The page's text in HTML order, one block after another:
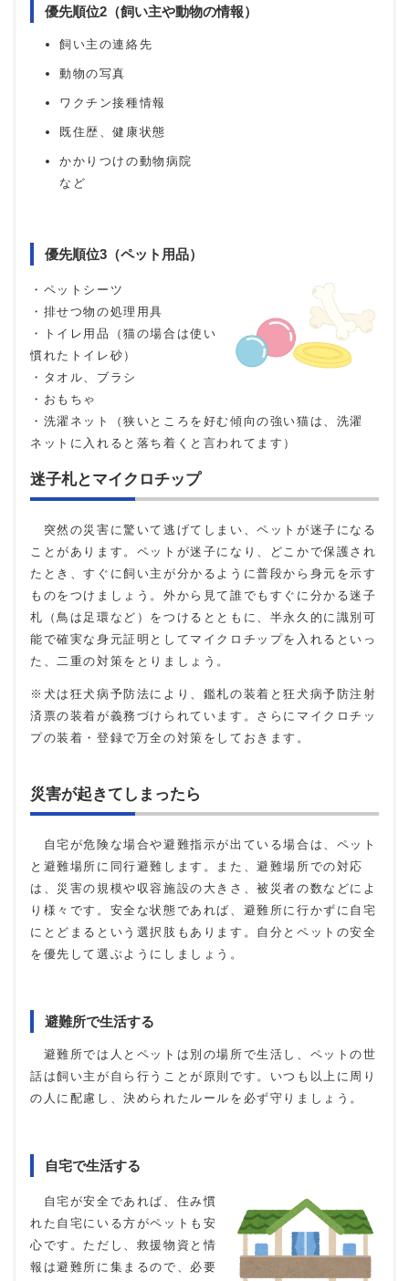
優先順位2（飼い主や動物の情報）
飼い主の連絡先
動物の写真
ワクチン接種情報
既住歴、健康状態
かかりつけの動物病院
など
優先順位3（ペット用品）
・ペットシーツ
・排せつ物の処理用具
・トイレ用品（猫の場合は使い
慣れたトイレ砂）
・タオル、ブラシ
・おもちゃ
・洗濯ネット（狭いところを好む傾向の強い猫は、洗濯
ネットに入れると落ち着くと言われてます）
迷子札とマイクロチップ
突然の災害に驚いて逃げてしまい、ペットが迷子になる
ことがあります。ペットが迷子になり、どこかで保護され
たとき、すぐに飼い主が分かるように普段から身元を示す
ものをつけましょう。外から見て誰でもすぐに分かる迷子
札（鳥は足環など）をつけるとともに、半永久的に識別可
能で確実な身元証明としてマイクロチップを入れるといっ
た、二重の対策をとりましょう。
※犬は狂犬病予防法により、鑑札の装着と狂犬病予防注射
済票の装着が義務づけられています。さらにマイクロチッ
プの装着・登録で万全の対策をしておきます。
災害が起きてしまったら
自宅が危険な場合や避難指示が出ている場合は、ペット
と避難場所に同行避難します。また、避難場所での対応
は、災害の規模や収容施設の大きさ、被災者の数などによ
り様々です。安全な状態であれば、避難所に行かずに自宅
にとどまるという選択肢もあります。自分とペットの安全
を優先して選ぶようにしましょう。
避難所で生活する
避難所では人とペットは別の場所で生活し、ペットの世
話は飼い主が自ら行うことが原則です。いつも以上に周り
の人に配慮し、決められたルールを必ず守りましょう。
自宅で生活する
自宅が安全であれば、住み慣
れた自宅にいる方がペットも安
心です。ただし、救援物資と情
報は避難所に集まるので、必要